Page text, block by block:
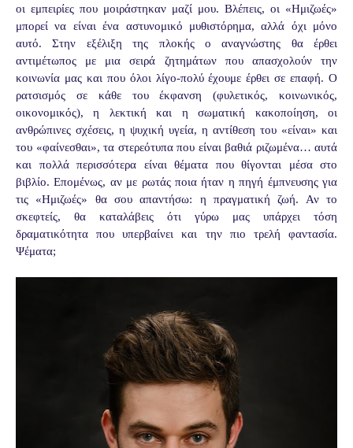
οι εμπειρίες που μοιράστηκαν μαζί μου. Βλέπεις, οι «Ημιζωές»
μπορεί να είναι ένα αστυνομικό μυθιστόρημα, αλλά όχι μόνο
αυτό. Στην εξέλιξη της πλοκής ο αναγνώστης θα έρθει
αντιμέτωπος με μια σειρά ζητημάτων που απασχολούν την
κοινωνία μας και που όλοι λίγο-πολύ έχουμε έρθει σε επαφή. Ο
ρατσισμός σε κάθε του έκφανση (φυλετικός, κοινωνικός,
οικονομικός), η λεκτική και η σωματική κακοποίηση, οι
ανθρώπινες σχέσεις, η ψυχική υγεία, η αντίθεση του «είναι» και
του «φαίνεσθαι», τα στερεότυπα που είναι βαθιά ριζωμένα… αυτά
και πολλά περισσότερα είναι θέματα που θίγονται μέσα στο
βιβλίο. Επομένως, αν με ρωτάς ποια ήταν η πηγή έμπνευσης για
τις «Ημιζωές» θα σου απαντήσω: η πραγματική ζωή. Αν το
σκεφτείς, θα καταλάβεις ότι γύρω μας υπάρχει τόση
δραματικότητα που υπερβαίνει και την πιο τρελή φαντασία.
Ψέματα;